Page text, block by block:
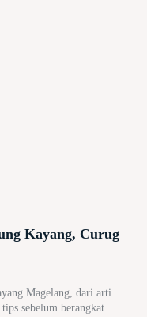
Kayang, Curug
Magelang, dari arti
sebelum berangkat.